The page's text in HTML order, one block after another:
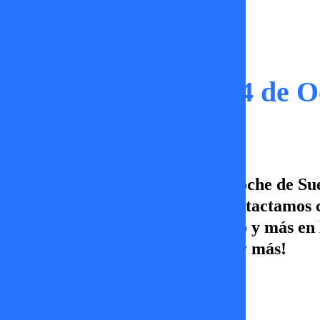
Noche de Suerte | 24 de
En este capítulo de viernes en Noche de
en Only Fama. También, nos
Barrientos contra su mamá. Esto y más
sólo en TV+, Canal 5 ¡Vamos por más!